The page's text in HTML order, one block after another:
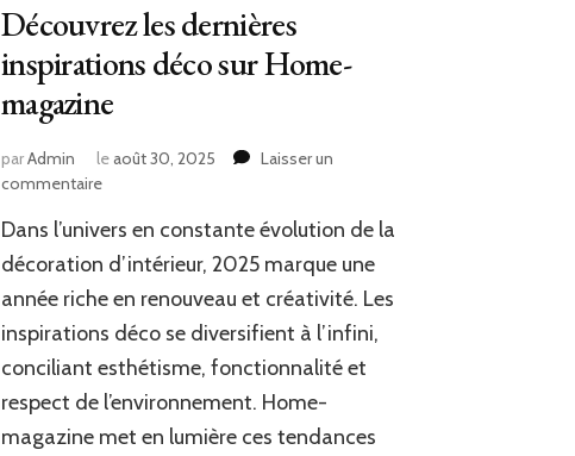
Découvrez les dernières
inspirations déco sur Home-
magazine
parAdmin leaoût 30, 2025
Laisser un
commentairesur
les
dernières
déco
sur
Home-
magazine
Dans l’univers en constante évolution de la
décoration d’intérieur, 2025 marque une
année riche en renouveau et créativité. Les
inspirations déco se diversifient à l’infini,
conciliant esthétisme, fonctionnalité et
respect de l’environnement. Home-
magazine met en lumière ces tendances